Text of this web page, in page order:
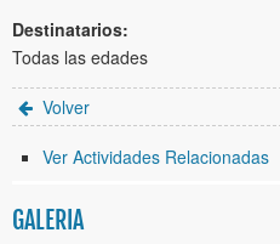
Destinatarios:
Todas las edades
Volver
Ver Actividades Relacionadas
GALERIA